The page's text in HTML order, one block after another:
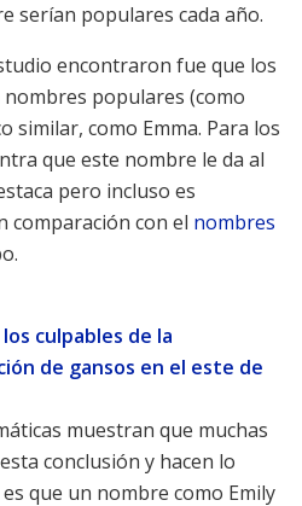
serían populares cada año.
encontraron fue que los
populares (como
similar, como Emma. Para los
que este nombre le da al
pero incluso es
comparación con el nombres
culpables de la
de gansos en el este de
muestran que muchas
conclusión y hacen lo
que un nombre como Emily